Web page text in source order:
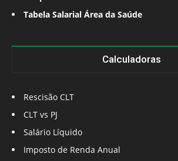
Tabela Salarial Área da Saúde
Calculadoras
Rescisão CLT
CLT vs PJ
Salário Líquido
Imposto de Renda Anual